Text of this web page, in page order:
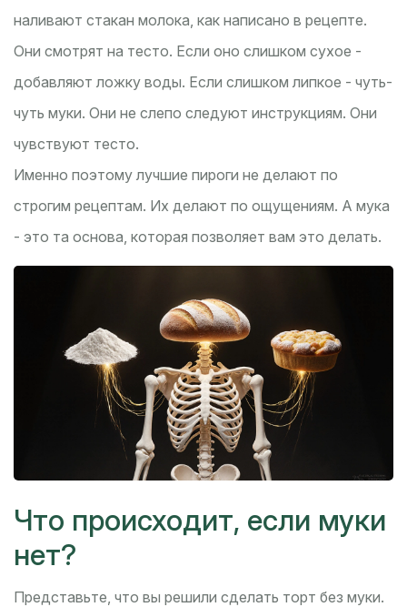
наливают стакан молока, как написано в рецепте.
Они смотрят на тесто. Если оно слишком сухое -
добавляют ложку воды. Если слишком липкое - чуть-
чуть муки. Они не слепо следуют инструкциям. Они
чувствуют тесто.
Именно поэтому лучшие пироги не делают по
строгим рецептам. Их делают по ощущениям. А мука
- это та основа, которая позволяет вам это делать.
Что происходит, если муки
нет?
Представьте, что вы решили сделать торт без муки.